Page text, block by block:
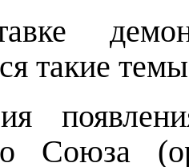
такие
Союза